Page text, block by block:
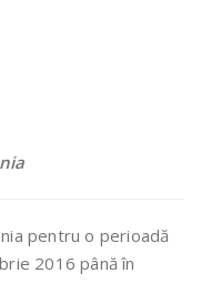
pentru o perioadă
2016 până în